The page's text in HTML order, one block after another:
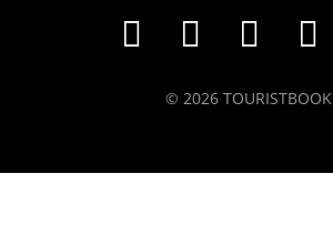
© 2026 TOURISTBOOK